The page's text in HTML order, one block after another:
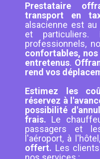
Prestataire
transport en
alsacienne est
et particuliers.
professionnels,
confortables, nos
entretenus.
rend vos
Estimez les
réservez à
possibilité
frais. Le
passagers et
l'aéroport, à l'hôtel,
offert. Les